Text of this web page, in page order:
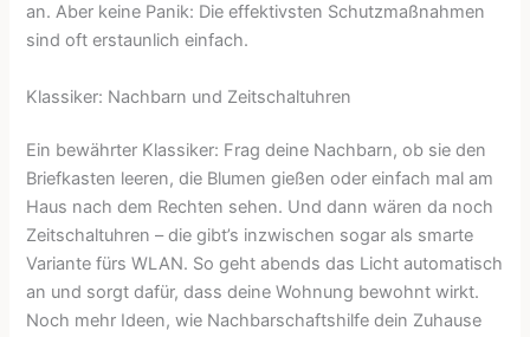
an. Aber keine Panik: Die effektivsten Schutzmaßnahmen
sind oft erstaunlich einfach.
Klassiker: Nachbarn und Zeitschaltuhren
Ein bewährter Klassiker: Frag deine Nachbarn, ob sie den
Briefkasten leeren, die Blumen gießen oder einfach mal am
Haus nach dem Rechten sehen. Und dann wären da noch
Zeitschaltuhren – die gibt’s inzwischen sogar als smarte
Variante fürs WLAN. So geht abends das Licht automatisch
an und sorgt dafür, dass deine Wohnung bewohnt wirkt.
Noch mehr Ideen, wie Nachbarschaftshilfe dein Zuhause